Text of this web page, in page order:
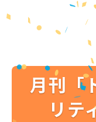
月刊「
リテ